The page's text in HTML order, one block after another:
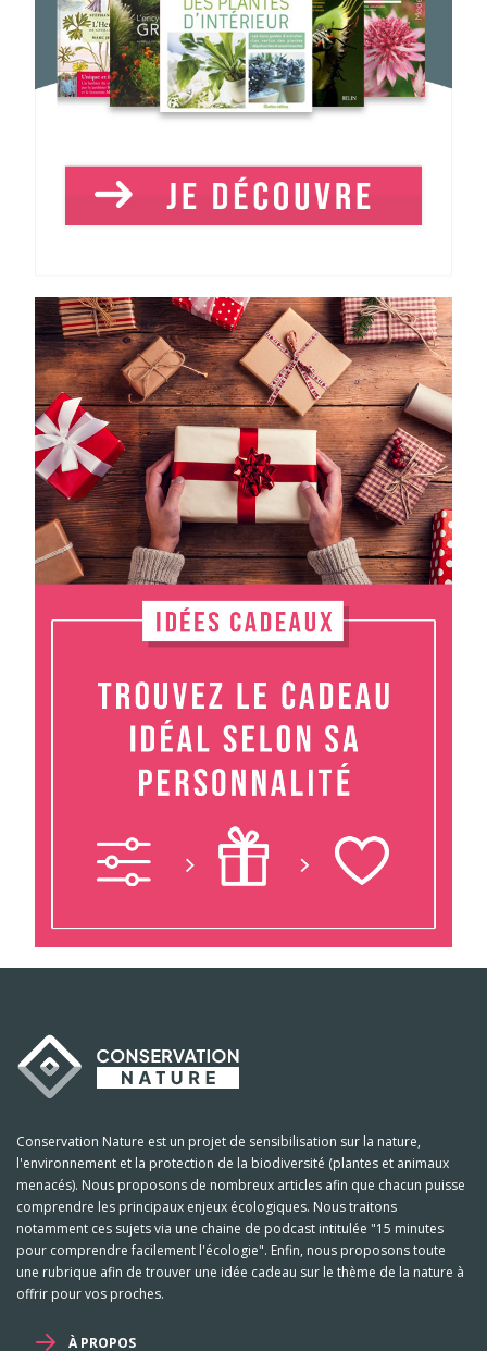
Conservation Nature est un projet de sensibilisation sur la nature,
l'environnement et la protection de la biodiversité (plantes et animaux
menacés). Nous proposons de nombreux articles afin que chacun puisse
comprendre les principaux enjeux écologiques. Nous traitons
notamment ces sujets via une chaine de podcast intitulée "15 minutes
pour comprendre facilement l'écologie". Enfin, nous proposons toute
une rubrique afin de trouver une idée cadeau sur le thème de la nature à
offrir pour vos proches.
À PROPOS